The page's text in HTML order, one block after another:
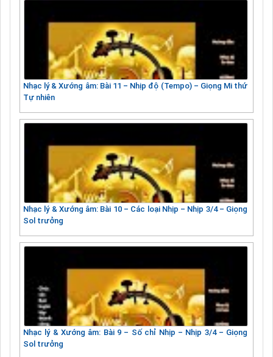
Nhạc lý & Xướng âm: Bài 11 – Nhịp độ (Tempo) – Giọng Mi thứ
Tự nhiên
Nhạc lý & Xướng âm: Bài 10 – Các loại Nhịp – Nhịp 3/4 – Giọng
Sol trưởng
Nhạc lý & Xướng âm: Bài 9 – Số chỉ Nhịp – Nhịp 3/4 – Giọng
Sol trưởng